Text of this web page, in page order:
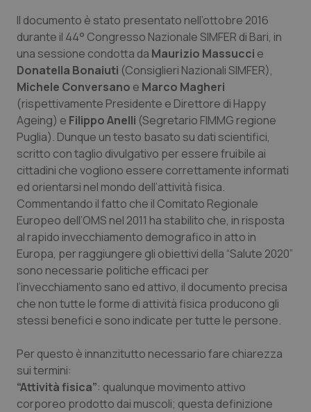
Sardegna
Sicilia
Toscana
Umbria
Valle D’Aosta
Veneto
Malattia di Crohn & Rettocolite Ulcerosa
Neuroscienze & patologie neurodegenerative
Obesità
Oftalmologia
Oncodermatologia
Oncoematologia
Oncologia & Nutrizione
Psoriasi & pelle
Quotidiano Cardiologia
Quotidiano Chirurgia
Quotidiano Oncologia
Il documento è stato presentato nell’ottobre 2016
durante il 44° Congresso Nazionale SIMFER di Bari, in
una sessione condotta da Maurizio Massucci e
Donatella Bonaiuti (Consiglieri Nazionali SIMFER),
Michele Conversano e Marco Magheri
(rispettivamente Presidente e Direttore di Happy
Ageing) e Filippo Anelli (Segretario FIMMG regione
Puglia). Dunque un testo basato su dati scientifici,
scritto con taglio divulgativo per essere fruibile ai
cittadini che vogliono essere correttamente informati
ed orientarsi nel mondo dell’attività fisica.
Commentando il fatto che il Comitato Regionale
Europeo dell’OMS nel 2011 ha stabilito che, in risposta
al rapido invecchiamento demografico in atto in
Europa, per raggiungere gli obiettivi della “Salute 2020”
sono necessarie politiche efficaci per
l’invecchiamento sano ed attivo, il documento precisa
che non tutte le forme di attività fisica producono gli
stessi benefici e sono indicate per tutte le persone.
Per questo è innanzitutto necessario fare chiarezza
sui termini:
“Attività fisica”: qualunque movimento attivo
corporeo prodotto dai muscoli; questa definizione